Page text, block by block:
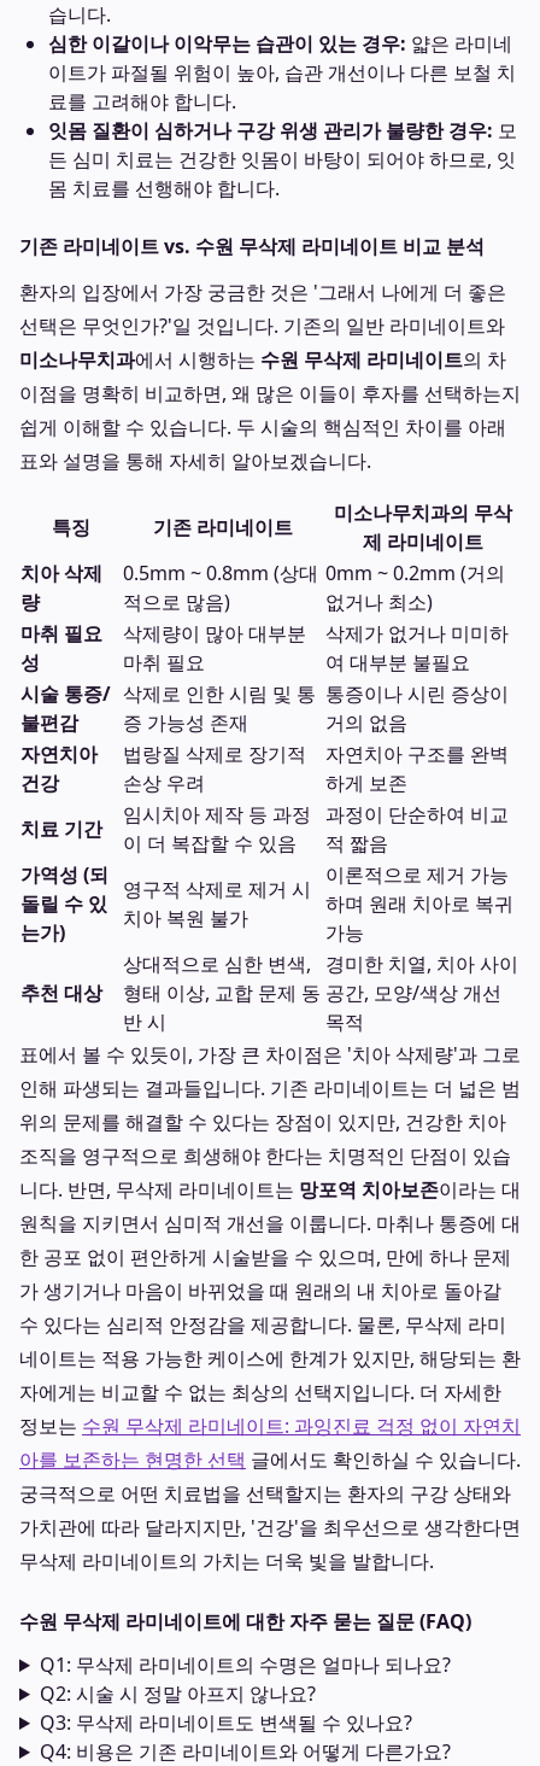
습니다.
심한 이갈이나 이악무는 습관이 있는 경우: 얇은 라미네
이트가 파절될 위험이 높아, 습관 개선이나 다른 보철 치
료를 고려해야 합니다.
잇몸 질환이 심하거나 구강 위생 관리가 불량한 경우: 모
든 심미 치료는 건강한 잇몸이 바탕이 되어야 하므로, 잇
몸 치료를 선행해야 합니다.
기존 라미네이트 vs. 수원 무삭제 라미네이트 비교 분석
환자의 입장에서 가장 궁금한 것은 '그래서 나에게 더 좋은
선택은 무엇인가?'일 것입니다. 기존의 일반 라미네이트와
미소나무치과에서 시행하는 수원 무삭제 라미네이트의 차
이점을 명확히 비교하면, 왜 많은 이들이 후자를 선택하는지
쉽게 이해할 수 있습니다. 두 시술의 핵심적인 차이를 아래
표와 설명을 통해 자세히 알아보겠습니다.
특징 기존 라미네이트
미소나무치과의 무삭
제 라미네이트
치아 삭제
량
0.5mm ~ 0.8mm (상대
적으로 많음)
0mm ~ 0.2mm (거의
없거나 최소)
마취 필요
성
삭제량이 많아 대부분
마취 필요
삭제가 없거나 미미하
여 대부분 불필요
시술 통증/
불편감
삭제로 인한 시림 및 통
증 가능성 존재
통증이나 시린 증상이
거의 없음
자연치아
건강
법랑질 삭제로 장기적
손상 우려
자연치아 구조를 완벽
하게 보존
치료 기간
임시치아 제작 등 과정
이 더 복잡할 수 있음
과정이 단순하여 비교
적 짧음
가역성 (되
돌릴 수 있
는가)
영구적 삭제로 제거 시
치아 복원 불가
이론적으로 제거 가능
하며 원래 치아로 복귀
가능
추천 대상
상대적으로 심한 변색,
형태 이상, 교합 문제 동
반 시
경미한 치열, 치아 사이
공간, 모양/색상 개선
목적
표에서 볼 수 있듯이, 가장 큰 차이점은 '치아 삭제량'과 그로
인해 파생되는 결과들입니다. 기존 라미네이트는 더 넓은 범
위의 문제를 해결할 수 있다는 장점이 있지만, 건강한 치아
조직을 영구적으로 희생해야 한다는 치명적인 단점이 있습
니다. 반면, 무삭제 라미네이트는 망포역 치아보존이라는 대
원칙을 지키면서 심미적 개선을 이룹니다. 마취나 통증에 대
한 공포 없이 편안하게 시술받을 수 있으며, 만에 하나 문제
가 생기거나 마음이 바뀌었을 때 원래의 내 치아로 돌아갈
수 있다는 심리적 안정감을 제공합니다. 물론, 무삭제 라미
네이트는 적용 가능한 케이스에 한계가 있지만, 해당되는 환
자에게는 비교할 수 없는 최상의 선택지입니다. 더 자세한
정보는 수원 무삭제 라미네이트: 과잉진료 걱정 없이 자연치
아를 보존하는 현명한 선택 글에서도 확인하실 수 있습니다.
궁극적으로 어떤 치료법을 선택할지는 환자의 구강 상태와
가치관에 따라 달라지지만, '건강'을 최우선으로 생각한다면
무삭제 라미네이트의 가치는 더욱 빛을 발합니다.
수원 무삭제 라미네이트에 대한 자주 묻는 질문 (FAQ)
Q1: 무삭제 라미네이트의 수명은 얼마나 되나요?
Q2: 시술 시 정말 아프지 않나요?
Q3: 무삭제 라미네이트도 변색될 수 있나요?
Q4: 비용은 기존 라미네이트와 어떻게 다른가요?